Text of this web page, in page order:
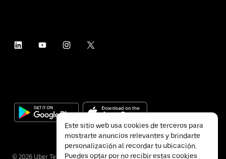
© 2026 Uber Technologies Inc.
Este sitio web usa cookies de terceros para
mostrarte anuncios relevantes y brindarte
personalización al recordar tu ubicación.
Puedes optar por no recibir estas cookies